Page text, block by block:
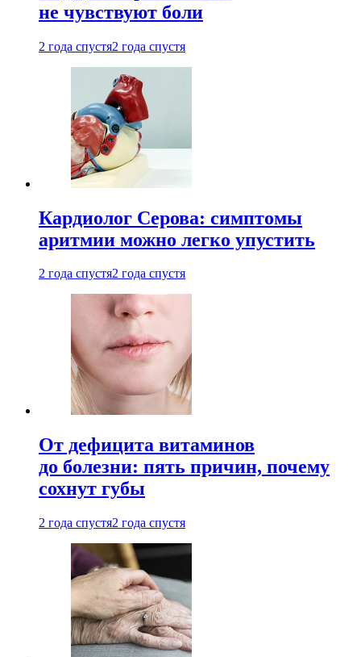
не чувствуют боли
2 года спустя2 года спустя
Кардиолог Серова: симптомы
аритмии можно легко упустить
2 года спустя2 года спустя
От дефицита витаминов
до болезни: пять причин, почему
сохнут губы
2 года спустя2 года спустя